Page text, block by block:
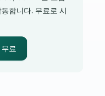
합니다. 무료로 시
료